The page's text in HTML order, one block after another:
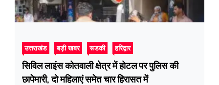
उत्तराखंड बड़ी खबर रूडकी हरिद्वार
सिविल लाइंस कोतवाली क्षेत्र में होटल पर पुलिस की
छापेमारी, दो महिलाएं समेत चार हिरासत में